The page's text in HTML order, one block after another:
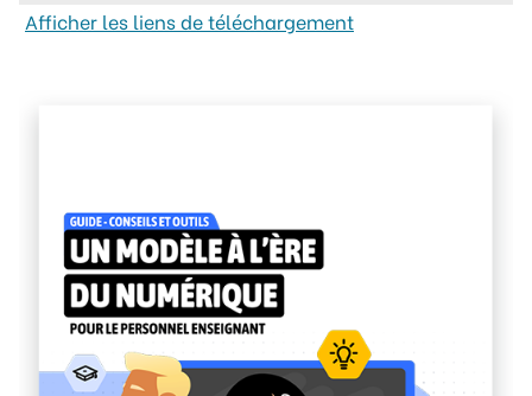
Afficher les liens de téléchargement